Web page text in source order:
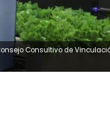
Consultivo de